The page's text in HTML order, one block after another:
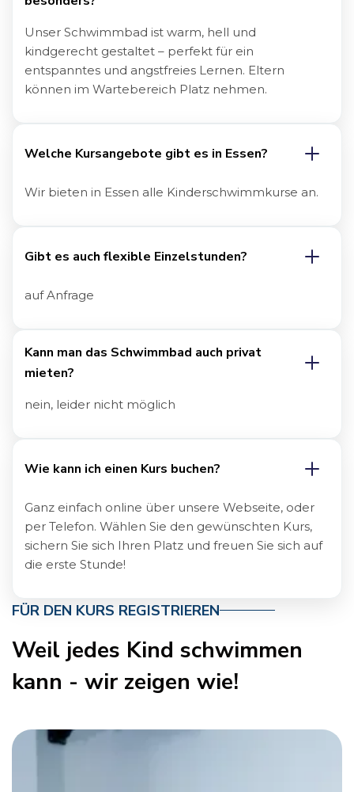
Unser Schwimmbad ist warm, hell und
kindgerecht gestaltet – perfekt für ein
entspanntes und angstfreies Lernen. Eltern
können im Wartebereich Platz nehmen.
Welche Kursangebote gibt es in Essen?
Wir bieten in Essen alle Kinderschwimmkurse an.
Gibt es auch flexible Einzelstunden?
auf Anfrage
Kann man das Schwimmbad auch privat
mieten?
nein, leider nicht möglich
Wie kann ich einen Kurs buchen?
Ganz einfach online über unsere Webseite, oder
per Telefon. Wählen Sie den gewünschten Kurs,
sichern Sie sich Ihren Platz und freuen Sie sich auf
die erste Stunde!
FÜR DEN KURS REGISTRIEREN
Weil jedes Kind schwimmen
kann - wir zeigen wie!